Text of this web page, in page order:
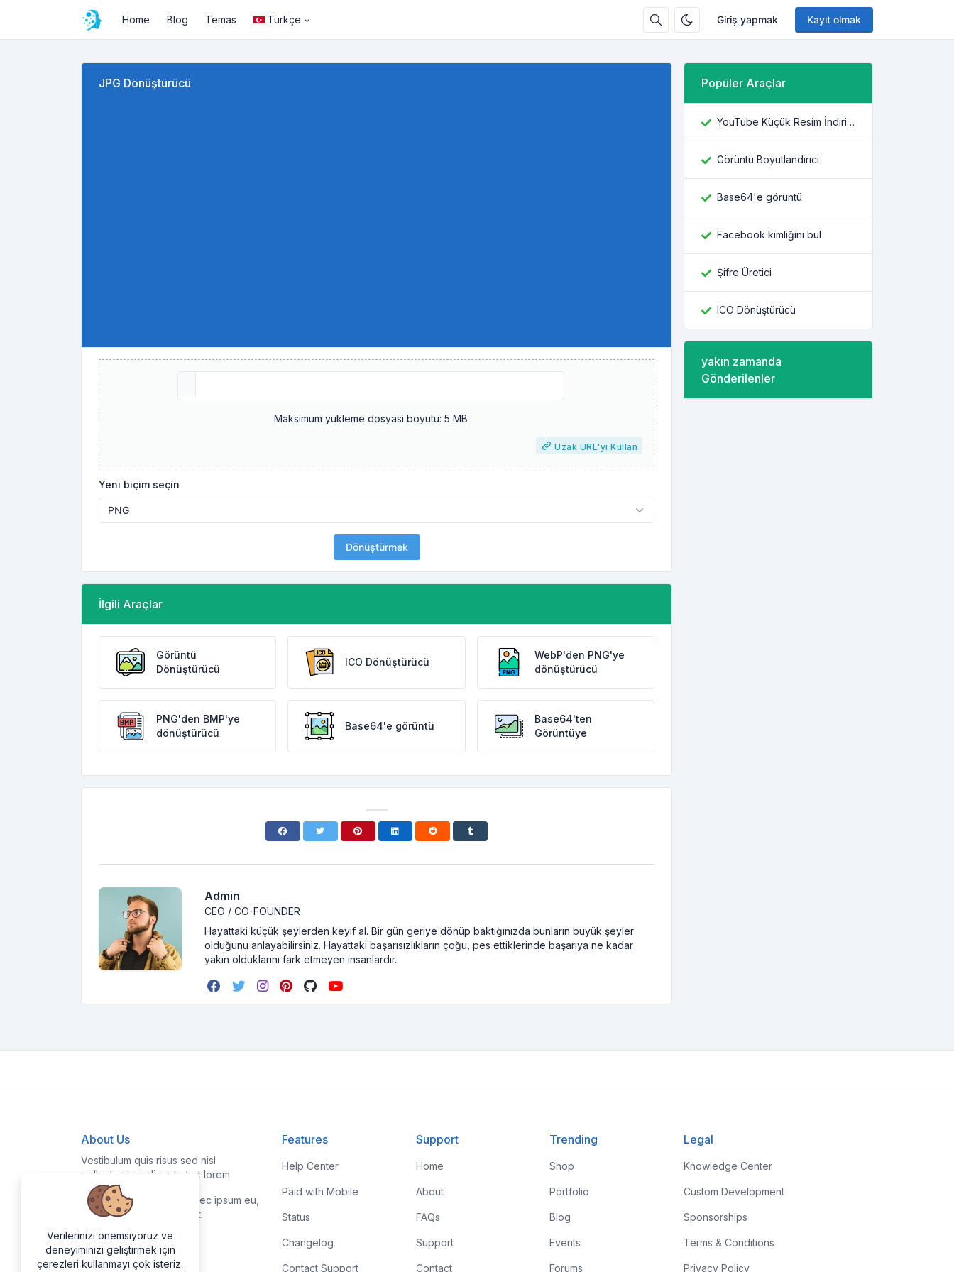
Giriş yapmak Kayıt olmak
Home Blog Temas Türkçe
JPG Dönüştürücü
Maksimum yükleme dosyası boyutu: 5 MB
Uzak URL'yi Kullan
Yeni biçim seçin
Dönüştürmek
İlgili Araçlar
Görüntü
Dönüştürücü
ICO Dönüştürücü
WebP'den PNG'ye
dönüştürücü
PNG'den BMP'ye
dönüştürücü
Base64'e görüntü
Base64'ten
Görüntüye
Admin
CEO / CO-FOUNDER
Hayattaki küçük şeylerden keyif al. Bir gün geriye dönüp baktığınızda bunların büyük şeyler
olduğunu anlayabilirsiniz. Hayattaki başarısızlıkların çoğu, pes ettiklerinde başarıya ne kadar
yakın olduklarını fark etmeyen insanlardır.
Popüler Araçlar
YouTube Küçük Resim İndiricisi
Görüntü Boyutlandırıcı
Base64'e görüntü
Facebook kimliğini bul
Şifre Üretici
ICO Dönüştürücü
yakın zamanda
Gönderilenler
About Us
Vestibulum quis risus sed nisl
pellentesque aliquet et et lorem.
Fusce nibh nisl, gravida nec ipsum eu,
feugiat condimentum velit.
Features
Help Center
Paid with Mobile
Status
Changelog
Contact Support
Support
Home
About
FAQs
Support
Contact
Trending
Shop
Portfolio
Blog
Events
Forums
Legal
Knowledge Center
Custom Development
Sponsorships
Terms & Conditions
Privacy Policy
Verilerinizi önemsiyoruz ve
deneyiminizi geliştirmek için
çerezleri kullanmayı çok isteriz.